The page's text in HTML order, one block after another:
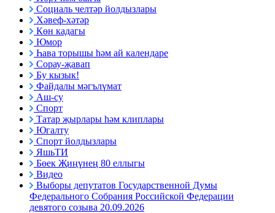
Социаль челтәр йолдызлары
Хәвеф-хәтәр
Көн кадагы
Юмор
Һава торышы һәм ай календаре
Сорау-җавап
Бу кызык!
Файдалы мәгълүмат
Аш-су
Спорт
Татар җырлары һәм клиплары
Югалту
Спорт йолдызлары
ЯшьТИ
Бөек Җиңүнең 80 еллыгы
Видео
Выборы депутатов Государственной Думы
Федерального Собрания Российской Федерации
девятого созыва 20.09.2026